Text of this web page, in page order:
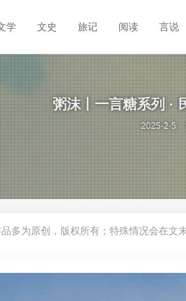
学 文史 旅记 阅读 言说
粥沫丨一言糖系列 ·
2025-2-5
多为原创，版权所有；特殊情况会在文